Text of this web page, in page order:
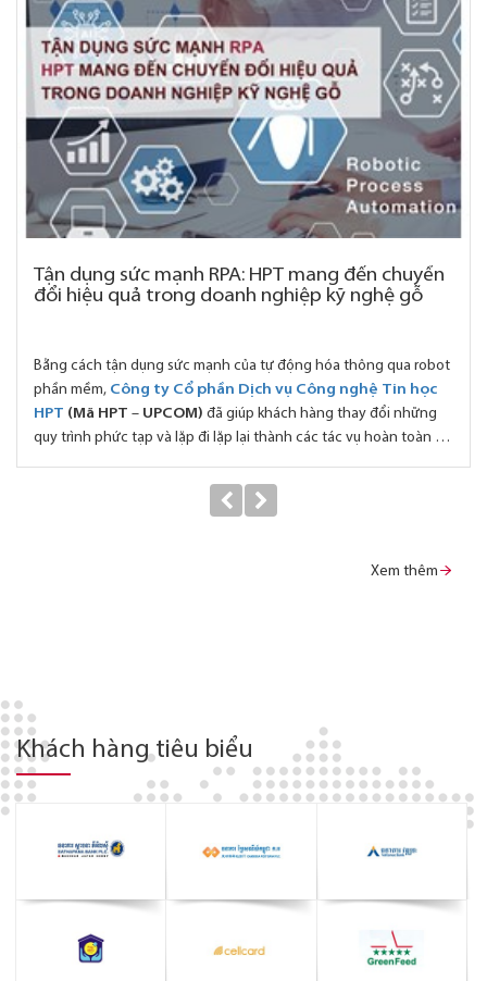
Tận dụng sức mạnh RPA: HPT mang đến chuyển
đổi hiệu quả trong doanh nghiệp kỹ nghệ gỗ
Bằng cách tận dụng sức mạnh của tự động hóa thông qua robot
phần mềm, Công ty Cổ phần Dịch vụ Công nghệ Tin học
HPT (Mã HPT – UPCOM) đã giúp khách hàng thay đổi những
quy trình phức tạp và lặp đi lặp lại thành các tác vụ hoàn toàn tự
ngành nghề, ngay cả những ngành tưởng chừng chỉ hoạt động
Xem thêm
Khách hàng tiêu biểu